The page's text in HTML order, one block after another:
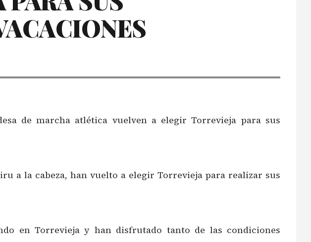
de marcha atlética vuelven a elegir Torrevieja para sus
a la cabeza, han vuelto a elegir Torrevieja para realizar sus
en Torrevieja y han disfrutado tanto de las condiciones